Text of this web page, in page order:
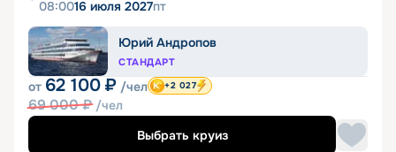
08:0016 июля 2027пт
Юрий Андропов
СТАНДАРТ
от 62 100 ₽ /чел
69 000₽ /чел
+2 027
Выбрать круиз